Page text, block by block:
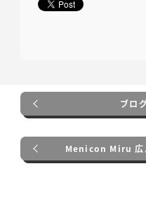
ブロ
Menicon Miru 広